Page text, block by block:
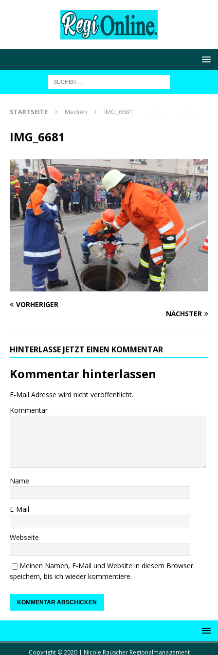
STARTSEITE Medien IMG_6681
IMG_6681
VORHERIGER
NÄCHSTER
HINTERLASSE JETZT EINEN KOMMENTAR
Kommentar hinterlassen
E-Mail Adresse wird nicht veröffentlicht.
Kommentar
Name
E-Mail
Webseite
Meinen Namen, E-Mail und Website in diesem Browser
speichern, bis ich wieder kommentiere.
Copyright © 2020 | Nicole Rauscher Regionalmanagement